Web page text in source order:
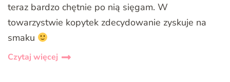
teraz bardzo chętnie po nią sięgam. W
towarzystwie kopytek zdecydowanie zyskuje na
smaku
Czytaj więcej